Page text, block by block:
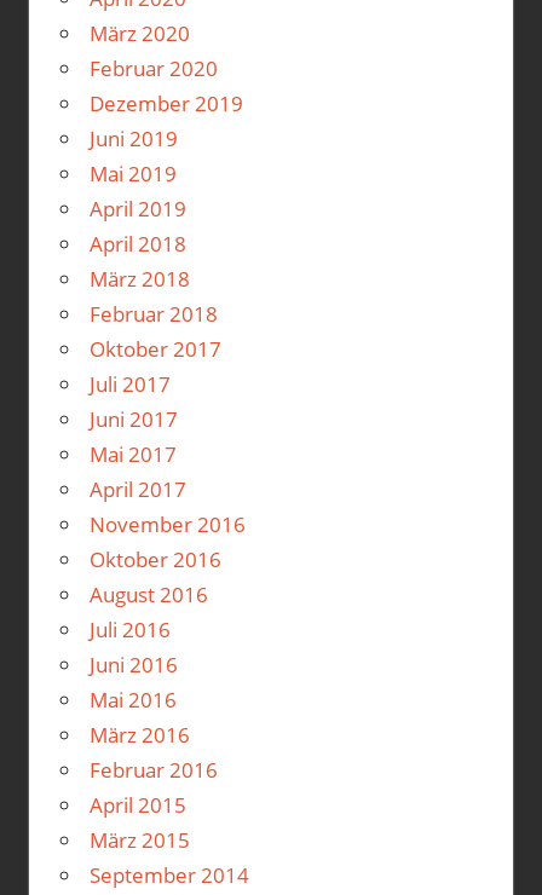
März 2020
Februar 2020
Dezember 2019
Juni 2019
Mai 2019
April 2019
April 2018
März 2018
Februar 2018
Oktober 2017
Juli 2017
Juni 2017
Mai 2017
April 2017
November 2016
Oktober 2016
August 2016
Juli 2016
Juni 2016
Mai 2016
März 2016
Februar 2016
April 2015
März 2015
September 2014